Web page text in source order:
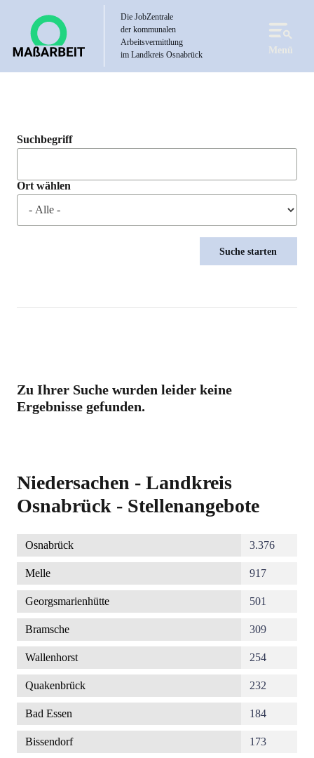
Die JobZentrale
der kommunalen
Arbeitsvermittlung
im Landkreis Osnabrück
Menü
Suchbegriff
Ort wählen
Zu Ihrer Suche wurden leider keine
Ergebnisse gefunden.
Niedersachen - Landkreis
Osnabrück - Stellenangebote
Osnabrück 3.376
Melle 917
Georgsmarienhütte 501
Bramsche 309
Wallenhorst 254
Quakenbrück 232
Bad Essen 184
Bissendorf 173